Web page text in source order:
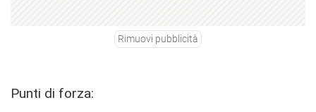
Rimuovi pubblicità
Punti di forza: